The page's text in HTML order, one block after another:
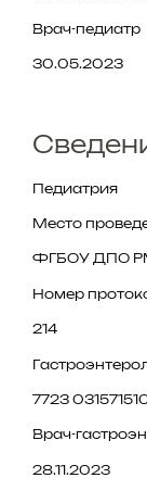
Врач-педиатр
30.05.2023
Педиатрия
Место
ФГБОУ ДПО
Номер
214
7723
Врач-
28.11.2023